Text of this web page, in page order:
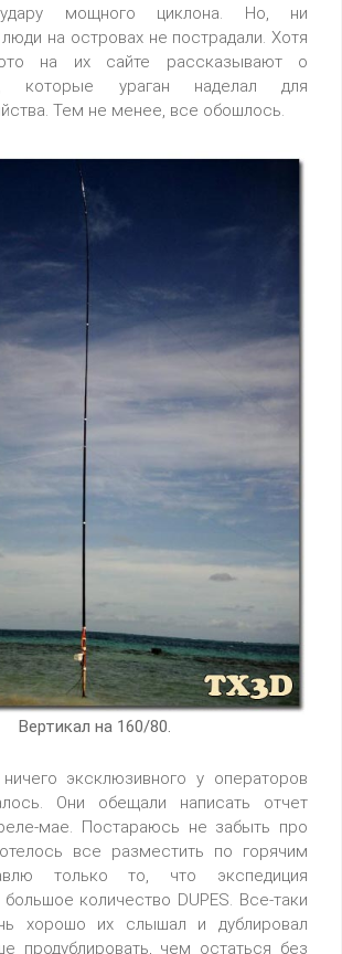
удару мощного циклона. Но, ни
на островах не пострадали. Хотя
на их сайте рассказывают о
которые ураган наделал для
Тем не менее, все обошлось.
Вертикал на 160/80.
эксклюзивного у операторов
Они обещали написать отчет
мае. Постараюсь не забыть про
все разместить по горячим
только то, что экспедиция
количество DUPES. Все-таки
хорошо их слышал и дублировал
продублировать, чем остаться без